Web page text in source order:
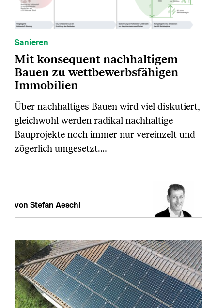
Sanieren
Mit konsequent nachhaltigem
Bauen zu wettbewerbsfähigen
Immobilien
Über nachhaltiges Bauen wird viel diskutiert,
gleichwohl werden radikal nachhaltige
Bauprojekte noch immer nur vereinzelt und
zögerlich umgesetzt.…
von Stefan Aeschi